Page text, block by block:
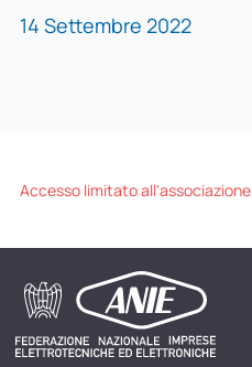
14 Settembre 2022
Accesso limitato all'associazione